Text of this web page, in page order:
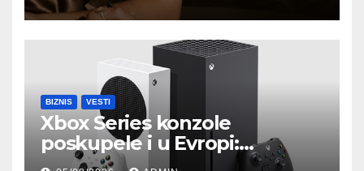
BIZNIS VESTI
Xbox Series konzole
poskupele i u Evropi:
Microsoft objavio nove